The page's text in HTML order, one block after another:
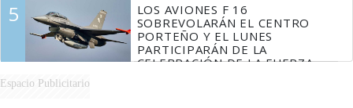
5
LOS AVIONES F 16
SOBREVOLARÁN EL CENTRO
PORTEÑO Y EL LUNES
PARTICIPARÁN DE LA
CELEBRACIÓN DE LA FUERZA
Espacio Publicitario